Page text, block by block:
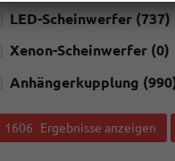
LED-Scheinwerfer (737)
Xenon-Scheinwerfer (0)
Anhängerkupplung
1606 Ergebnisse anzeigen